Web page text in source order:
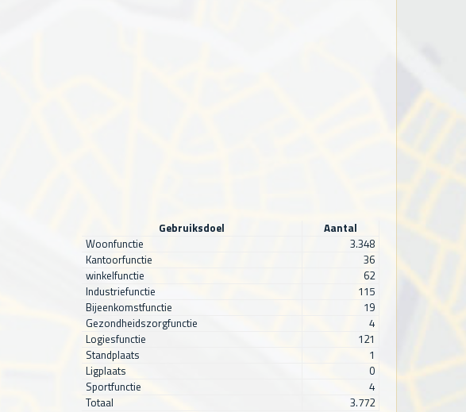
Gebruiksdoel
Aantal
Woonfunctie
3.348
Kantoorfunctie
36
winkelfunctie
62
Industriefunctie
115
Bijeenkomstfunctie
19
Gezondheidszorgfunctie
4
Logiesfunctie
121
Standplaats
1
Ligplaats
0
Sportfunctie
4
Totaal
3.772